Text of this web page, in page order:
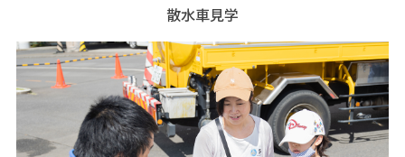
散水車見学